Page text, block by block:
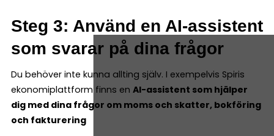
Steg 3: Använd en AI-assistent
som svarar på dina frågor
Du behöver inte kunna allting själv. I exempelvis Spiris
ekonomiplattform finns en AI-assistent som hjälper
dig med dina frågor om moms och skatter, bokföring
och fakturering